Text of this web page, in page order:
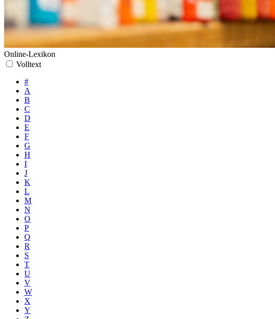
Online-Lexikon
Volltext
#
A
B
C
D
E
F
G
H
I
J
K
L
M
N
O
P
Q
R
S
T
U
V
W
X
Y